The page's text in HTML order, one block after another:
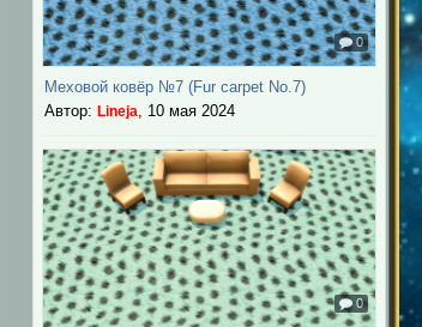
0
Меховой ковёр №7 (Fur carpet No.7)
Автор: Lineja 10 мая 2024
0